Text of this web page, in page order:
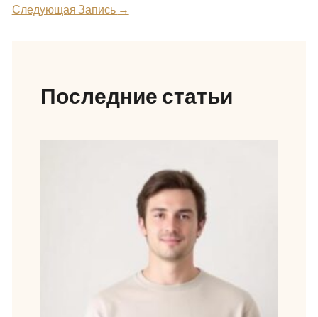
Следующая Запись →
Последние статьи